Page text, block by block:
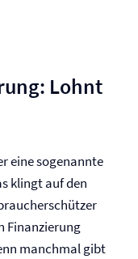
Lohnt
eine sogenannte
klingt auf den
Finanzierung
manchmal gibt